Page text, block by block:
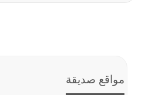
مواقع صديقة